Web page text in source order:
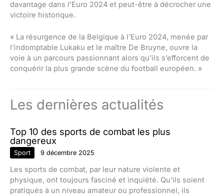
davantage dans l’Euro 2024 et peut-être à décrocher une
victoire historique.
« La résurgence de la Belgique à l’Euro 2024, menée par
l’indomptable Lukaku et le maître De Bruyne, ouvre la
voie à un parcours passionnant alors qu’ils s’efforcent de
conquérir la plus grande scène du football européen. »
Les dernières actualités
Top 10 des sports de combat les plus
dangereux
Sport 9 décembre 2025
Les sports de combat, par leur nature violente et
physique, ont toujours fasciné et inquiété. Qu’ils soient
pratiqués à un niveau amateur ou professionnel, ils